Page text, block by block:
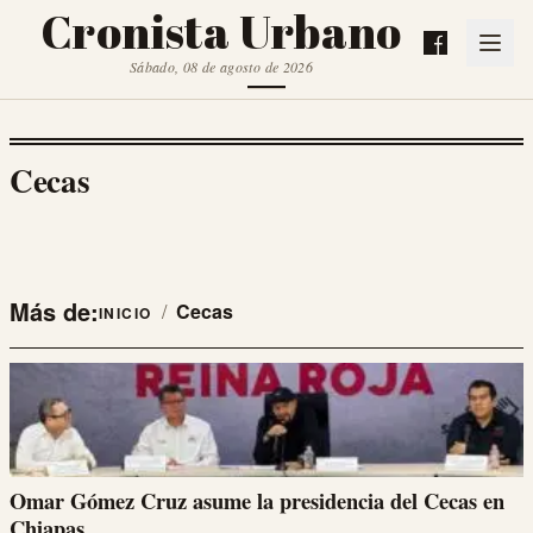
Cronista Urbano
Sábado, 08 de agosto de 2026
Cecas
Más de:INICIO / Cecas
Omar Gómez Cruz asume la presidencia del Cecas en